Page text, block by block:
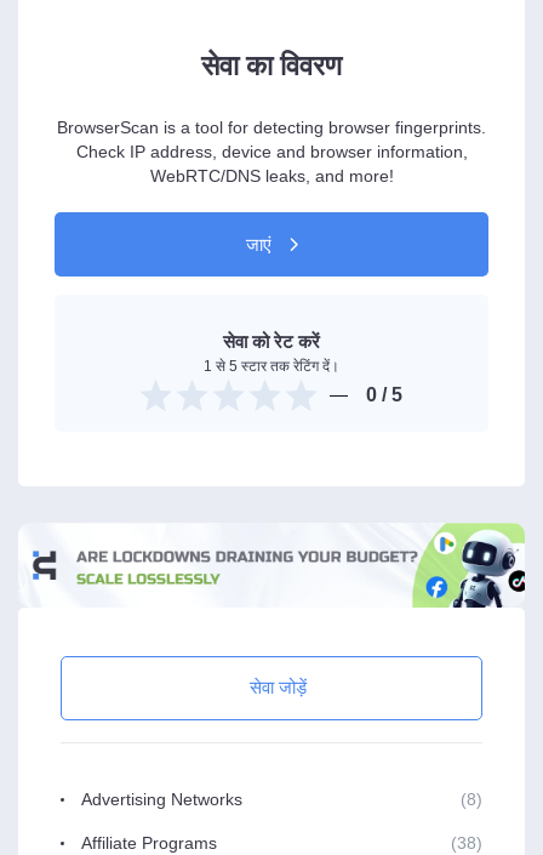
सेवा का विवरण
BrowserScan is a tool for detecting browser fingerprints.
Check IP address, device and browser information,
WebRTC/DNS leaks, and more!
जाएं
सेवा को रेट करें
1 से 5 स्टार तक रेटिंग दें।
0/ 5
सेवा जोड़ें
Advertising Networks (8)
Affiliate Programs (38)